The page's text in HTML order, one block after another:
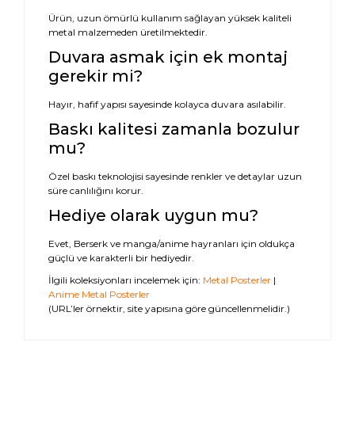
Ürün, uzun ömürlü kullanım sağlayan yüksek kaliteli
metal malzemeden üretilmektedir.
Duvara asmak için ek montaj
gerekir mi?
Hayır, hafif yapısı sayesinde kolayca duvara asılabilir.
Baskı kalitesi zamanla bozulur
mu?
Özel baskı teknolojisi sayesinde renkler ve detaylar uzun
süre canlılığını korur.
Hediye olarak uygun mu?
Evet, Berserk ve manga/anime hayranları için oldukça
güçlü ve karakterli bir hediyedir.
İlgili koleksiyonları incelemek için: Metal Posterler |
Anime Metal Posterler
(URL’ler örnektir, site yapısına göre güncellenmelidir.)